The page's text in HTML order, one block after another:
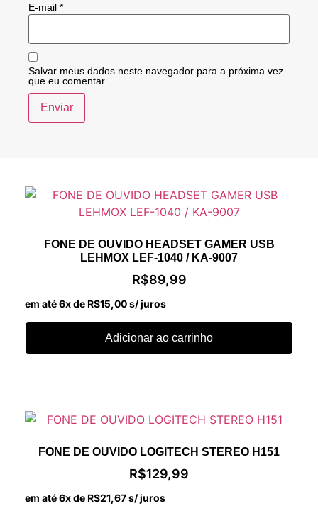
E-mail *
Salvar meus dados neste navegador para a próxima vez
que eu comentar.
FONE DE OUVIDO HEADSET GAMER USB
LEHMOX LEF-1040 / KA-9007
R$89,99
em até 6x de R$15,00s/ juros
Adicionar ao carrinho
FONE DE OUVIDO LOGITECH STEREO H151
R$129,99
em até 6x de R$21,67s/ juros